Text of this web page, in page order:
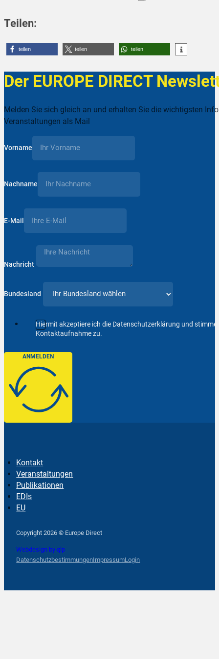
Teilen:
teilen teilen teilen
Der EUROPE DIRECT
Melden Sie sich gleich an und erhalten Sie die wichtigsten
Veranstaltungen als Mail
Vorname
Nachname
E-Mail
Nachricht
Bundesland
Hiermit akzeptiere ich die Datenschutzerklärung und
Kontaktaufnahme zu.
ANMELDEN
Kontakt
Veranstaltungen
Publikationen
EDIs
EU
Copyright 2026 © Europe Direct
Webdesign by qlp
DatenschutzbestimmungenImpressumLogin